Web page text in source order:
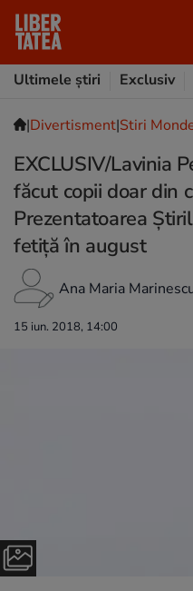
Ultimele știri
Exclusiv
|Divertisment|Stiri
EXCLUSIV/Lavinia
făcut copii doar din
Prezentatoarea
fetiță în august
Ana Maria
15 iun. 2018, 14:00